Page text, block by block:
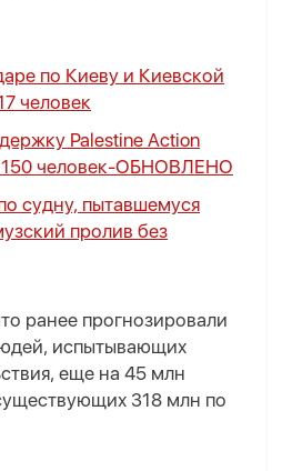
по Киеву и Киевской
человек
Palestine Action
человек-ОБНОВЛЕНО
судну, пытавшемуся
пролив без
ранее прогнозировали
испытывающих
еще на 45 млн
318 млн по